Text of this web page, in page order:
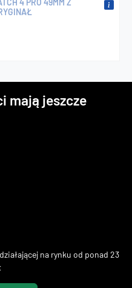
mają jeszcze
na rynku od ponad 23